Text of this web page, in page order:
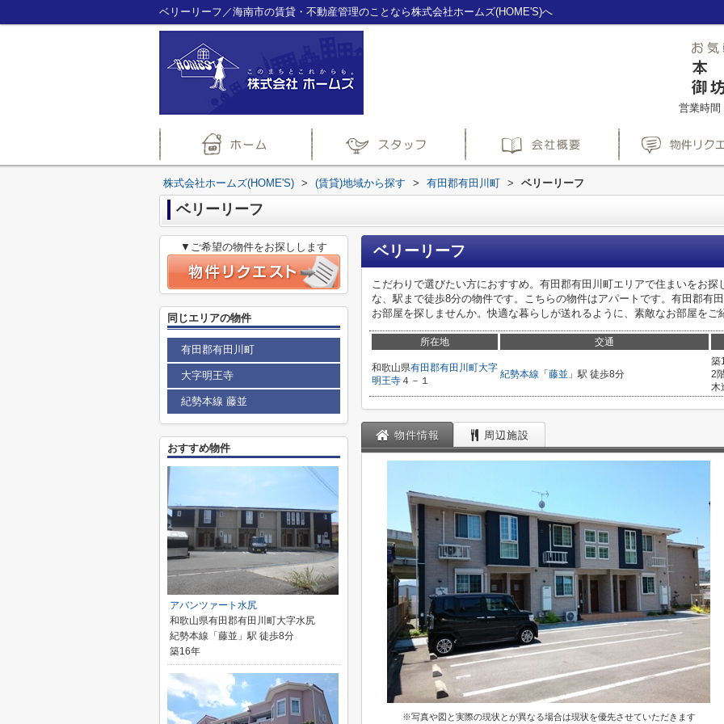
ベリーリーフ／海南市の賃貸・不動産管理のことなら株式会社ホームズ(HOME'S)へ
営業時間
株式会社ホームズ(HOME'S) > (賃貸)地域から探す > 有田郡有田川町 > ベリーリーフ
ベリーリーフ
ベリーリーフ
こだわりで選びたい方におすすめ。有田郡有田川町エリアで住まいをお
な、駅まで徒歩8分の物件です。こちらの物件はアパートです。有田郡有
お部屋を探しませんか。快適な暮らしが送れるように、素敵なお部屋をご
所在地 交通
和歌山県有田郡有田川町大字
明王寺４－１
紀勢本線 「 藤並 」駅 徒歩8分
築
2
木
物件情報 周辺施設
※写真や図と実際の現状とが異なる場合は現状を優先させていただきます
▼ご希望の物件をお探しします
同じエリアの物件
有田郡有田川町
大字明王寺
紀勢本線 藤並
おすすめ物件
アバンツァート水尻
和歌山県有田郡有田川町大字水尻
紀勢本線「藤並」駅 徒歩8分
築16年